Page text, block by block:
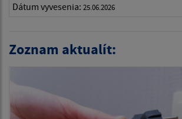
Dátum vyvesenia: 25.06.2026
Zoznam aktualít: